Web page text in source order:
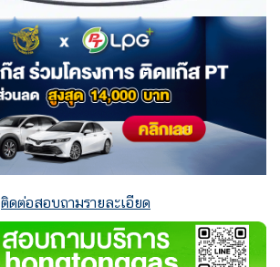
ติดต่อสอบถามรายละเอียด